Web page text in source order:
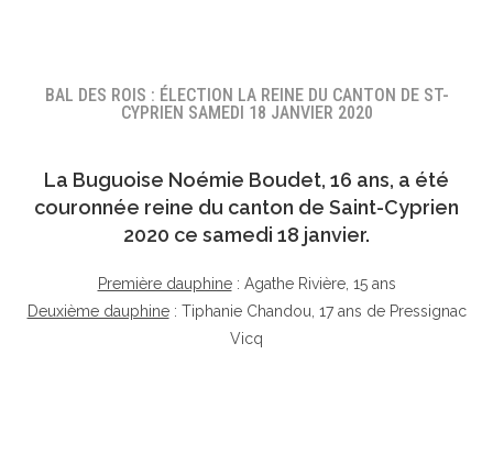
BAL DES ROIS : ÉLECTION LA REINE DU CANTON DE ST-
CYPRIEN SAMEDI 18 JANVIER 2020
La Buguoise Noémie Boudet, 16 ans, a été
couronnée reine du canton de Saint-Cyprien
2020 ce samedi 18 janvier.
Première dauphine: Agathe Rivière, 15 ans
Deuxième dauphine: Tiphanie Chandou, 17 ans de Pressignac
Vicq